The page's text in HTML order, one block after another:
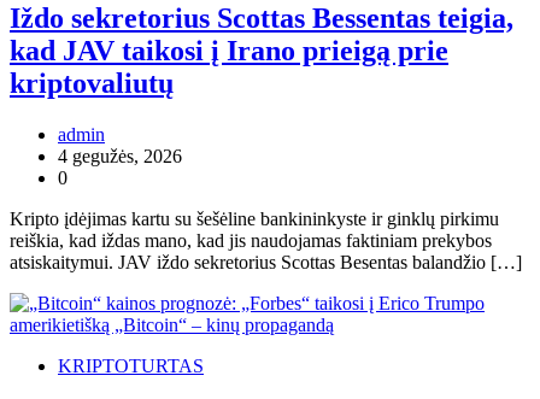
Iždo sekretorius Scottas Bessentas teigia,
kad JAV taikosi į Irano prieigą prie
kriptovaliutų
admin
4 gegužės, 2026
0
Kripto įdėjimas kartu su šešėline bankininkyste ir ginklų pirkimu
reiškia, kad iždas mano, kad jis naudojamas faktiniam prekybos
atsiskaitymui. JAV iždo sekretorius Scottas Besentas balandžio […]
KRIPTOTURTAS